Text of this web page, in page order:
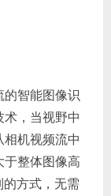
的智能图像识
，当视野中
机视频流中
于整体图像高
的方式，无需